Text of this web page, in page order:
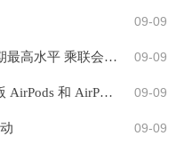
09-09
09-09
淡季不淡！8月国内零售达到历史同期最高水平 乘联会呼吁：稳定燃油车消费
09-09
古尔曼称苹果最快明年推出 USB-C 版 AirPods 和 AirPods Max
09-09